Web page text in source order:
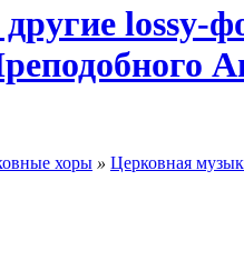
lossy-
хоры » Церковная